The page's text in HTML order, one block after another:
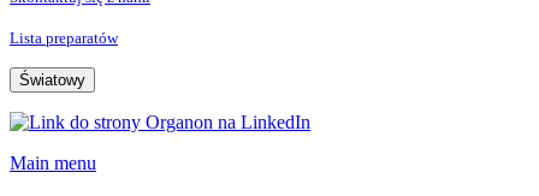
Lista preparatów
Światowy
Main menu